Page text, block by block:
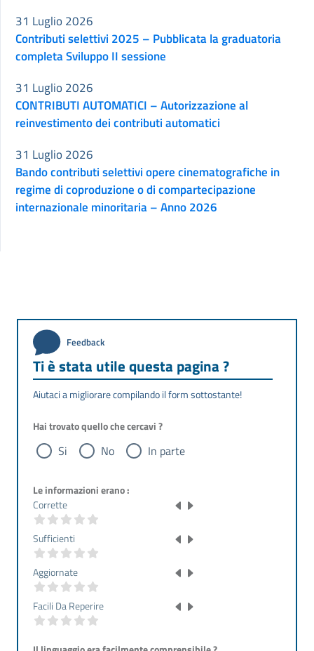
Contributi selettivi 2025 – Pubblicata la graduatoria
completa Sviluppo II sessione
31 Luglio 2026
CONTRIBUTI AUTOMATICI – Autorizzazione al
reinvestimento dei contributi automatici
31 Luglio 2026
Bando contributi selettivi opere cinematografiche in
regime di coproduzione o di compartecipazione
internazionale minoritaria – Anno 2026
31 Luglio 2026
Feedback
Ti è stata utile questa pagina ?
Aiutaci a migliorare compilando il form sottostante!
Hai trovato quello che cercavi ?
Si No In parte
Le informazioni erano :
Corrette
Sufficienti
Aggiornate
Facili Da Reperire